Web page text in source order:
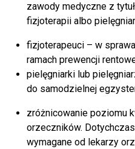
zawody medyczne z
fizjoterapii albo
fizjoterapeuci – w
ramach prewencji
pielęgniarki lub
do samodzielnej
zróżnicowanie poziomu
orzeczników.
wymagane od lekarzy